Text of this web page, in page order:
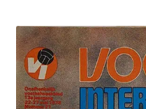
VI’s met Hollandse Velden
VI’s met Posters